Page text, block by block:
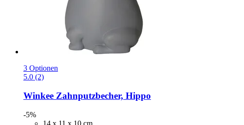
3 Optionen
5.0 (2)
Winkee Zahnputzbecher, Hippo
-5%
14 x 11 x 10 cm